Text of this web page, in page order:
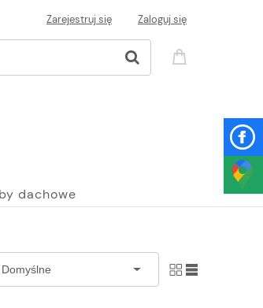
Zarejestruj się Zaloguj się
dachowe